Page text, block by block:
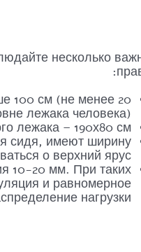
несколько
100 см (не менее 20
лежака человека).
лежака – 190х80 см.
сидя, имеют ширину
о верхний ярус.
10-20 мм. При таких
и равномерное
нагрузки.